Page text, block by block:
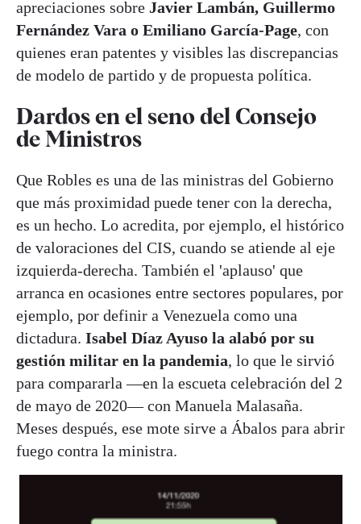
apreciaciones sobre Javier Lambán, Guillermo
Fernández Vara o Emiliano García-Page, con
quienes eran patentes y visibles las discrepancias
de modelo de partido y de propuesta política.
Dardos en el seno del Consejo
de Ministros
Que Robles es una de las ministras del Gobierno
que más proximidad puede tener con la derecha,
es un hecho. Lo acredita, por ejemplo, el histórico
de valoraciones del CIS, cuando se atiende al eje
izquierda-derecha. También el 'aplauso' que
arranca en ocasiones entre sectores populares, por
ejemplo, por definir a Venezuela como una
dictadura. Isabel Díaz Ayuso la alabó por su
gestión militar en la pandemia, lo que le sirvió
para compararla —en la escueta celebración del 2
de mayo de 2020— con Manuela Malasaña.
Meses después, ese mote sirve a Ábalos para abrir
fuego contra la ministra.